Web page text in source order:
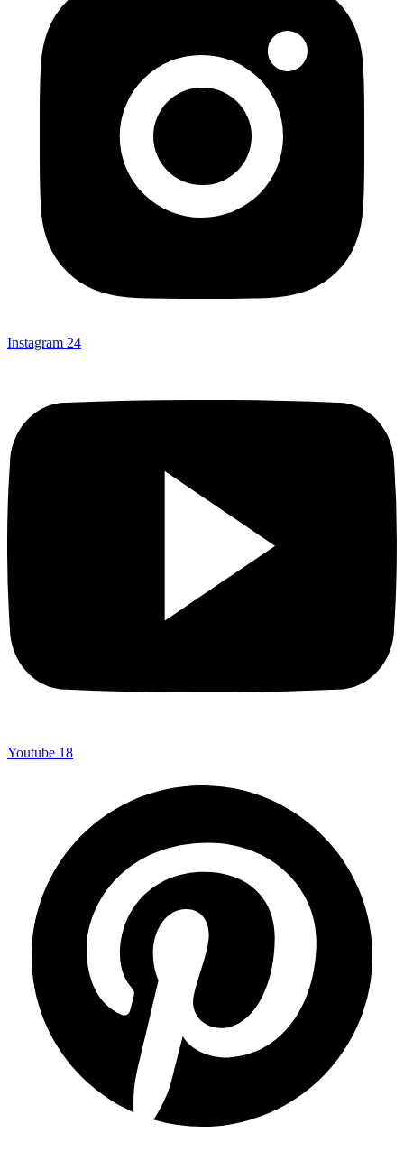
Instagram 24
Youtube 18